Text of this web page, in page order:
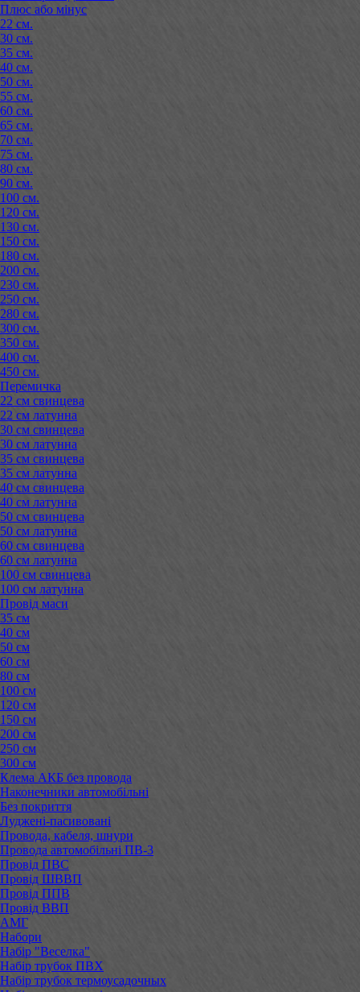
Плюс або мінус
22 см.
30 см.
35 см.
40 см.
50 см.
55 см.
60 см.
65 см.
70 см.
75 см.
80 см.
90 см.
100 см.
120 см.
130 см.
150 см.
180 см.
200 см.
230 см.
250 см.
280 см.
300 см.
350 см.
400 см.
450 см.
Перемичка
22 см свинцева
22 см латунна
30 см свинцева
30 см латунна
35 см свинцева
35 см латунна
40 см свинцева
40 см латунна
50 см свинцева
50 см латунна
60 см свинцева
60 см латунна
100 см свинцева
100 см латунна
Провід маси
35 см
40 см
50 см
60 см
80 см
100 см
120 см
150 см
200 см
250 см
300 см
Клема АКБ без провода
Наконечники автомобільні
Без покриття
Луджені-пасивовані
Провода, кабеля, шнури
Провода автомобільні ПВ-3
Провід ПВС
Провід ШВВП
Провід ППВ
Провід ВВП
АМГ
Набори
Набір "Веселка"
Набір трубок ПВХ
Набір трубок термоусадочных